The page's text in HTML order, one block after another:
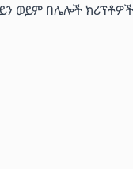
ወይም በሌሎች